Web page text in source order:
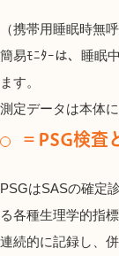
（携帯用睡眠時無
簡易ﾓﾆﾀｰは、睡眠
ます。
測定データは本体
＝ PSG検査
PSGはSASの確定
る各種生理学的指
連続的に記録し、